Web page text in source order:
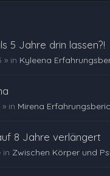
5 Jahre drin lassen?!
» in Kyleena
» in Mirena
8 Jahre verlängert
in Zwischen Körper und